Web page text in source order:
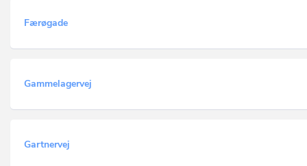
Færøgade
Gammelagervej
Gartnervej